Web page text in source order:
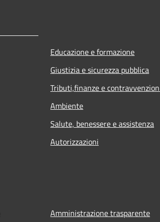
Educazione e formazione
Giustizia e sicurezza pubblica
Tributi,finanze e
Ambiente
Salute, benessere e assistenza
Autorizzazioni
Amministrazione trasparente